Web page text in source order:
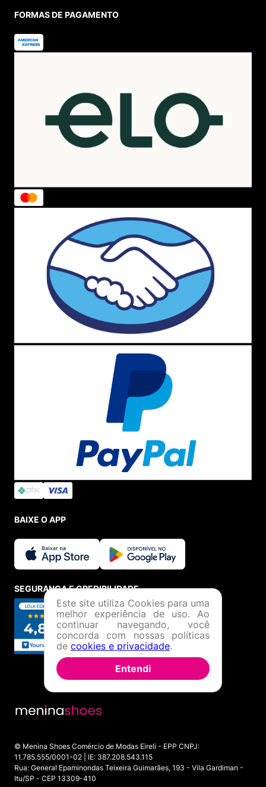
FORMAS DE PAGAMENTO
BAIXE O APP
SEGURANÇA E CREDIBILIDADE
© Menina Shoes Comércio de Modas Eireli - EPP CNPJ:
11.785.555/0001-02 | IE: 387.208.543.115
Rua: General Epaminondas Teixeira Guimarães, 193 - Vila Gardiman -
Itu/SP - CEP 13309-410
Este site utiliza Cookies para uma
melhor experiência de uso. Ao
continuar navegando, você
concorda com nossas políticas
de cookies e privacidade.
Entendi